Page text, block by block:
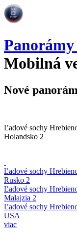
Panorámy
Mobilná
Nové
Ľadové sochy
Holandsko 2
Ľadové sochy
Rusko 2
Ľadové sochy
Malajzia 2
Ľadové sochy
USA
viac